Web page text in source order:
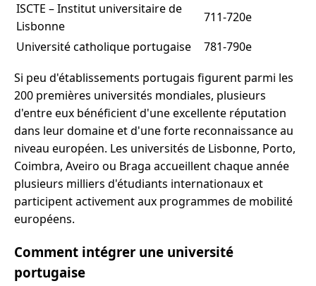
ISCTE – Institut universitaire de
Lisbonne
711-720e
Université catholique portugaise
781-790e
Si peu d'établissements portugais figurent parmi les
200 premières universités mondiales, plusieurs
d'entre eux bénéficient d'une excellente réputation
dans leur domaine et d'une forte reconnaissance au
niveau européen. Les universités de Lisbonne, Porto,
Coimbra, Aveiro ou Braga accueillent chaque année
plusieurs milliers d'étudiants internationaux et
participent activement aux programmes de mobilité
européens.
Comment intégrer une université
portugaise